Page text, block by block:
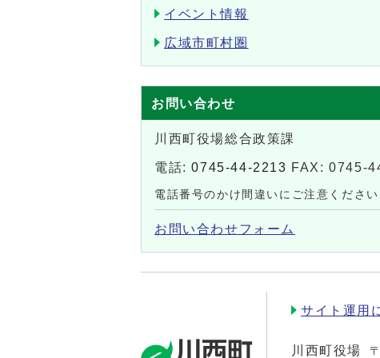
イベント情報
広域市町村圏
お問い合わせ
川西町役場総合政策課
電話:0745-44-2213 FAX: 0745-
電話番号のかけ間違いにご注意ください
お問い合わせフォーム
サイト運用
川西町役場